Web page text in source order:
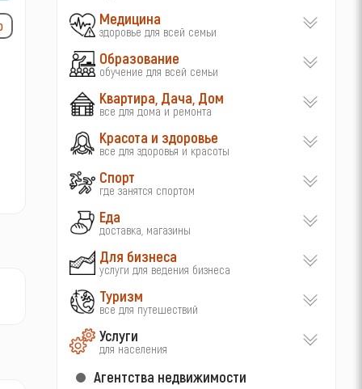
Медицина
здоровье для всей семьи
Образование
обучение для всей семьи
Квартира, Дача, Дом
все для дома и ремонта
Красота и здоровье
все для здоровья и красоты
Спорт
где занятся спортом
Еда
доставка, магазины
Для бизнеса
услуги для ведения бизнеса
Туризм
все для путешествий
Услуги
для населения
Агентства недвижимости